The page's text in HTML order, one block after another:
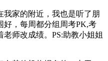
我家的附近，我也是听了朋
好，每周都分组周考PK,考
师改成绩。PS:助教小姐姐